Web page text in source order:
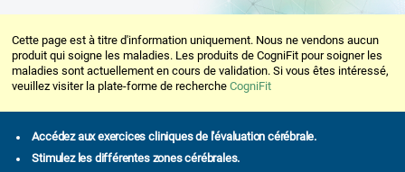
Cette page est à titre d'information uniquement. Nous ne vendons aucun
produit qui soigne les maladies. Les produits de CogniFit pour soigner les
maladies sont actuellement en cours de validation. Si vous êtes intéressé,
veuillez visiter la plate-forme de rechercheCogniFit
Accédez aux exercices cliniques de l'évaluation cérébrale.
Stimulez les différentes zones cérébrales.